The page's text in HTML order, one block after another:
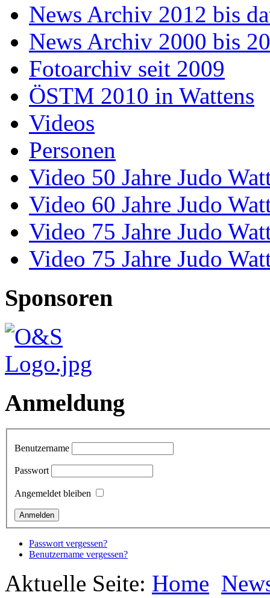
News Archiv 2012 bis
News Archiv 2000 bis
Fotoarchiv seit 2009
ÖSTM 2010 in Wattens
Videos
Personen
Video 50 Jahre Judo
Video 60 Jahre Judo
Video 75 Jahre Judo
Video 75 Jahre Judo
Sponsoren
Anmeldung
Benutzername
Passwort
Angemeldet bleiben
Passwort vergessen?
Benutzername vergessen?
Aktuelle Seite: Home